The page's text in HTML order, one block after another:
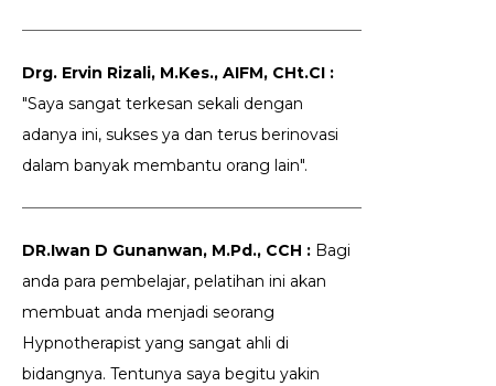
Drg. Ervin Rizali, M.Kes., AIFM, CHt.CI :
"Saya sangat terkesan sekali dengan
adanya ini, sukses ya dan terus berinovasi
dalam banyak membantu orang lain".
DR.Iwan D Gunanwan, M.Pd., CCH : Bagi
anda para pembelajar, pelatihan ini akan
membuat anda menjadi seorang
Hypnotherapist yang sangat ahli di
bidangnya. Tentunya saya begitu yakin